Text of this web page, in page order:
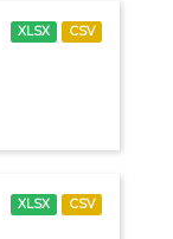
XLSX CSV
XLSX CSV